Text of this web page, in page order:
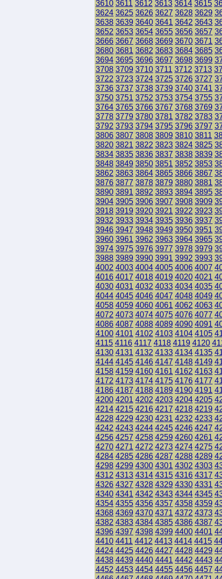
3610 3611 3612 3613 3614 3615
3624 3625 3626 3627 3628 3629
3638 3639 3640 3641 3642 3643
3652 3653 3654 3655 3656 3657
3666 3667 3668 3669 3670 3671
3680 3681 3682 3683 3684 3685
3694 3695 3696 3697 3698 3699
3708 3709 3710 3711 3712 3713
3722 3723 3724 3725 3726 3727
3736 3737 3738 3739 3740 3741
3750 3751 3752 3753 3754 3755
3764 3765 3766 3767 3768 3769
3778 3779 3780 3781 3782 3783
3792 3793 3794 3795 3796 3797
3806 3807 3808 3809 3810 3811
3820 3821 3822 3823 3824 3825
3834 3835 3836 3837 3838 3839
3848 3849 3850 3851 3852 3853
3862 3863 3864 3865 3866 3867
3876 3877 3878 3879 3880 3881
3890 3891 3892 3893 3894 3895
3904 3905 3906 3907 3908 3909
3918 3919 3920 3921 3922 3923
3932 3933 3934 3935 3936 3937
3946 3947 3948 3949 3950 3951
3960 3961 3962 3963 3964 3965
3974 3975 3976 3977 3978 3979
3988 3989 3990 3991 3992 3993
4002 4003 4004 4005 4006 4007
4016 4017 4018 4019 4020 4021
4030 4031 4032 4033 4034 4035
4044 4045 4046 4047 4048 4049
4058 4059 4060 4061 4062 4063
4072 4073 4074 4075 4076 4077
4086 4087 4088 4089 4090 4091
4100 4101 4102 4103 4104 4105
4115 4116 4117 4118 4119 4120
4130 4131 4132 4133 4134 4135
4144 4145 4146 4147 4148 4149
4158 4159 4160 4161 4162 4163
4172 4173 4174 4175 4176 4177
4186 4187 4188 4189 4190 4191
4200 4201 4202 4203 4204 4205
4214 4215 4216 4217 4218 4219
4228 4229 4230 4231 4232 4233
4242 4243 4244 4245 4246 4247
4256 4257 4258 4259 4260 4261
4270 4271 4272 4273 4274 4275
4284 4285 4286 4287 4288 4289
4298 4299 4300 4301 4302 4303
4312 4313 4314 4315 4316 4317
4326 4327 4328 4329 4330 4331
4340 4341 4342 4343 4344 4345
4354 4355 4356 4357 4358 4359
4368 4369 4370 4371 4372 4373
4382 4383 4384 4385 4386 4387
4396 4397 4398 4399 4400 4401
4410 4411 4412 4413 4414 4415
4424 4425 4426 4427 4428 4429
4438 4439 4440 4441 4442 4443
4452 4453 4454 4455 4456 4457